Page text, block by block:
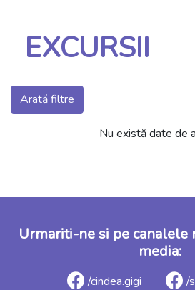
EXCURSII
Arată filtre
Nu există date de
Urmariti-ne si pe canalele
media:
/cindea.gigi
/